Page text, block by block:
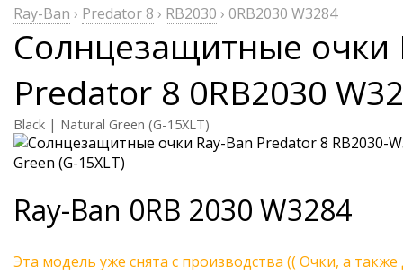
Ray-Ban › Predator 8 › RB2030 › 0RB2030 W3284
Солнцезащитные очки
Predator 8 0RB2030
Black | Natural Green (G-15XLT)
Ray-Ban 0RB 2030 W3284
Эта модель уже снята с производства (( Очки, а